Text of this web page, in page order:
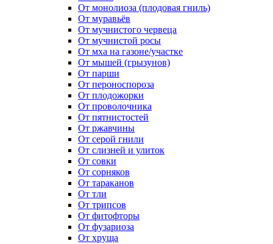
От монолиоза (плодовая гниль)
От муравьёв
От мучнистого червеца
От мучнистой росы
От мха на газоне/участке
От мышей (грызунов)
От парши
От пероноспороза
От плодожорки
От проволочника
От пятнистостей
От ржавчины
От серой гнили
От слизней и улиток
От совки
От сорняков
От тараканов
От тли
От трипсов
От фитофторы
От фузариоза
От хруща